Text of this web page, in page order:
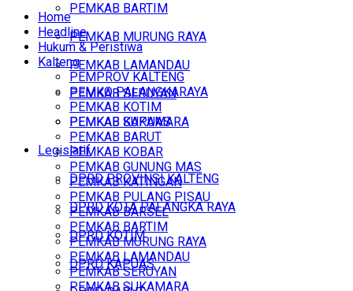
PEMKAB BARTIM
PEMKAB MURUNG RAYA
PEMKAB LAMANDAU
PEMKAB SERUYAN
PEMKAB SUKAMARA
Legislatif
DPRD PROVINSI KALTENG
DPRD KOTA PALANGKA RAYA
DPRD KOTIM
DPRD KAPUAS
Home
Headline
Hukum & Peristiwa
Kalteng
PEMPROV KALTENG
PEMKO PALANGKARAYA
PEMKAB KOTIM
PEMKAB KAPUAS
PEMKAB BARUT
PEMKAB KOBAR
PEMKAB GUNUNG MAS
PEMKAB KATINGAN
PEMKAB PULANG PISAU
PEMKAB BARSEL
PEMKAB BARTIM
PEMKAB MURUNG RAYA
PEMKAB LAMANDAU
PEMKAB SERUYAN
PEMKAB SUKAMARA